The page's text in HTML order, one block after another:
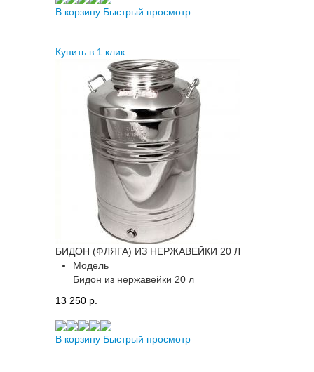
В корзину Быстрый просмотр
Купить в 1 клик
БИДОН (ФЛЯГА) ИЗ НЕРЖАВЕЙКИ 20 Л
Модель
Бидон из нержавейки 20 л
13 250 p.
В корзину Быстрый просмотр